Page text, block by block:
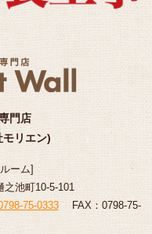
門店
リエン)
ーム]
池町10-5-101
75-0333FAX：0798-75-